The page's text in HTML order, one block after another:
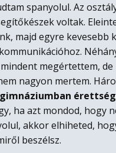
spanyolul. Az
voltak.
majd egyre kevesebb
megértettem, de
nagyon mertem.
ha azt mondod, hogy
akkor elhiheted,
beszélsz.